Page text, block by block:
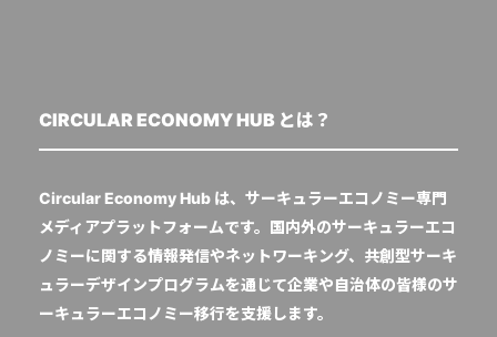
CIRCULAR ECONOMY HUB とは？
Circular Economy Hub は、サーキュラーエコノミー専門
メディアプラットフォームです。国内外のサーキュラーエコ
ノミーに関する情報発信やネットワーキング、共創型サーキ
ュラーデザインプログラムを通じて企業や自治体の皆様のサ
ーキュラーエコノミー移行を支援します。